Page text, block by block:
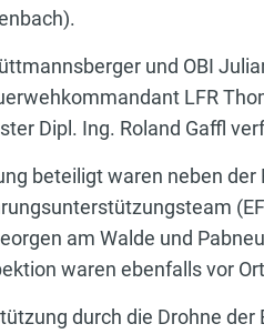
und OBI
LFR
Dipl. Ing. Roland Gaffl
beteiligt waren neben
am Walde und
waren ebenfalls vor
durch die Drohne